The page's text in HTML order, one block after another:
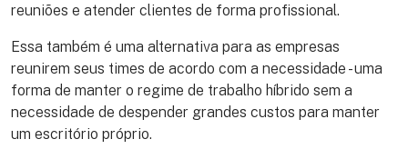
reuniões e atender clientes de forma profissional.
Essa também é uma alternativa para as empresas
reunirem seus times de acordo com a necessidade - uma
forma de manter o regime de trabalho híbrido sem a
necessidade de despender grandes custos para manter
um escritório próprio.